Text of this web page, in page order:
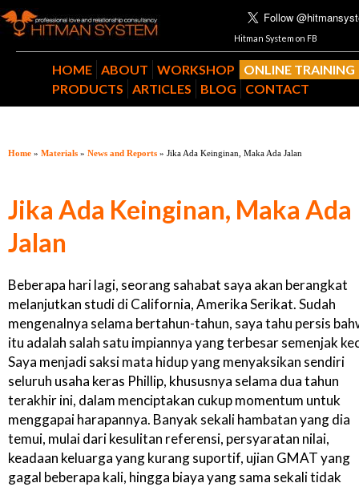
Hitman System on FB
HOME ABOUT WORKSHOP
ONLINE TRAINING
PRODUCTS
ARTICLES BLOG CONTACT
Home » Materials » News and Reports » Jika Ada Keinginan, Maka Ada Jalan
Jika Ada Keinginan, Maka Ada
Jalan
Beberapa hari lagi, seorang sahabat saya akan berangkat
melanjutkan studi di California, Amerika Serikat. Sudah
mengenalnya selama bertahun-tahun, saya tahu persis
itu adalah salah satu impiannya yang terbesar semenjak
Saya menjadi saksi mata hidup yang menyaksikan sendiri
seluruh usaha keras Phillip, khususnya selama dua tahun
terakhir ini, dalam menciptakan cukup momentum untuk
menggapai harapannya. Banyak sekali hambatan yang dia
temui, mulai dari kesulitan referensi, persyaratan nilai,
keadaan keluarga yang kurang suportif, ujian GMAT yang
gagal beberapa kali, hingga biaya yang sama sekali tidak